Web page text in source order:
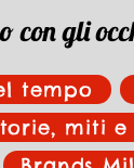
con gli
tempo
miti e